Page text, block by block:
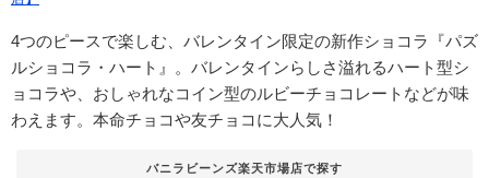
4つのピースで楽しむ、バレンタイン限定の新作ショコラ『パズ
ルショコラ・ハート』。バレンタインらしさ溢れるハート型シ
ョコラや、おしゃれなコイン型のルビーチョコレートなどが味
わえます。本命チョコや友チョコに大人気！
バニラビーンズ楽天市場店で探す